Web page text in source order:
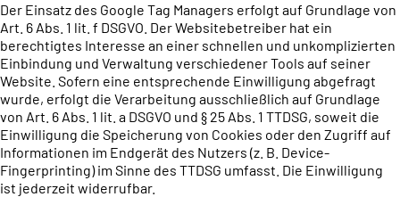
Der Einsatz des Google Tag Managers erfolgt auf Grundlage von
Art. 6 Abs. 1 lit. f DSGVO. Der Websitebetreiber hat ein
berechtigtes Interesse an einer schnellen und unkomplizierten
Einbindung und Verwaltung verschiedener Tools auf seiner
Website. Sofern eine entsprechende Einwilligung abgefragt
wurde, erfolgt die Verarbeitung ausschließlich auf Grundlage
von Art. 6 Abs. 1 lit. a DSGVO und § 25 Abs. 1 TTDSG, soweit die
Einwilligung die Speicherung von Cookies oder den Zugriff auf
Informationen im Endgerät des Nutzers (z. B. Device-
Fingerprinting) im Sinne des TTDSG umfasst. Die Einwilligung
ist jederzeit widerrufbar.